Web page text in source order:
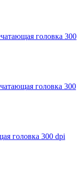
головка 300
головка 300
головка 300 dpi